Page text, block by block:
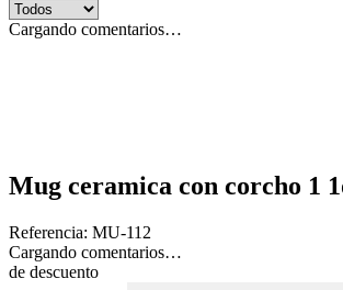
Cargando comentarios…
Mug ceramica con corcho 1
Referencia: MU-112
Cargando comentarios…
de descuento